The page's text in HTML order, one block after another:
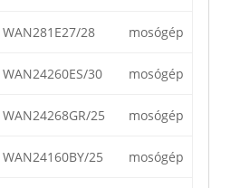
WAN281E27/28 mosógép
WAN24260ES/30 mosógép
WAN24268GR/25 mosógép
WAN24160BY/25 mosógép